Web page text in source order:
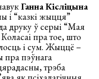
Ганна Кісліцына
і “казкі жыцця”
друку ў серыі “Мая
пра тое, што
і сум. Жыццё –
пра пэўнага
трэба